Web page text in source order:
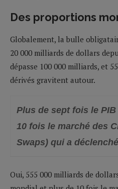
Des proportions
Globalement, la bulle
20 000 milliards de dollars
dépasse 100 000 milliards, et
dérivés gravitent autour.
Plus de sept fois le
10 fois le marché des
Swaps) qui a
Oui, 555 000 milliards de